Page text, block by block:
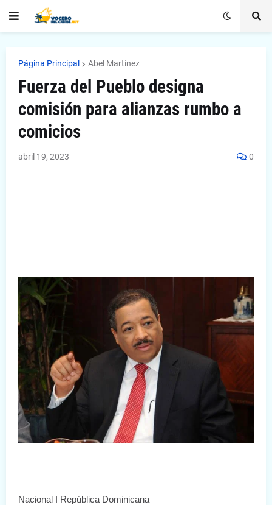
Página Principal Abel Martínez
Fuerza del Pueblo designa
comisión para alianzas rumbo a
comicios
abril 19, 2023 0
Nacional I República Dominicana